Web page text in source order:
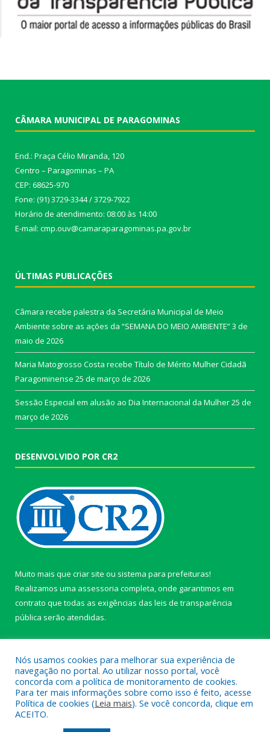
CÂMARA MUNICIPAL DE PARAGOMINAS
End.: Praça Célio Miranda, 120
Centro – Paragominas – PA
CEP: 68625-970
Fone: (91) 3729-3344 / 3729-7922
Horário de atendimento: 08:00 às 14:00
E-mail: cmp.ouv@camaraparagominas.pa.gov.br
ÚLTIMAS PUBLICAÇÕES
Câmara recebe palestra da Secretária Municipal de Meio
Ambiente sobre as ações da “SEMANA DO MEIO AMBIENTE”3 de
maio de 2026
Maria Matogrosso Costa recebe Título de Mérito Mulher Cidadã
Paragominense 25 de março de 2026
Sessão Especial em alusão ao Dia Internacional da Mulher25 de
março de 2026
DESENVOLVIDO POR CR2
Muito mais que criar site ou sistema para prefeituras!
Realizamos uma assessoria completa, onde garantimos em
contrato que todas as exigências das leis de transparência
pública serão atendidas.
Todos os direitos reservados a câmara de Paragominas.
Nós usamos cookies para melhorar sua experiência de
navegação no portal. Ao utilizar nosso portal, você
concorda com a política de monitoramento de cookies.
Para ter mais informações sobre como isso é feito, acesse
Política de cookies (Leia mais). Se você concorda, clique em
ACEITO.